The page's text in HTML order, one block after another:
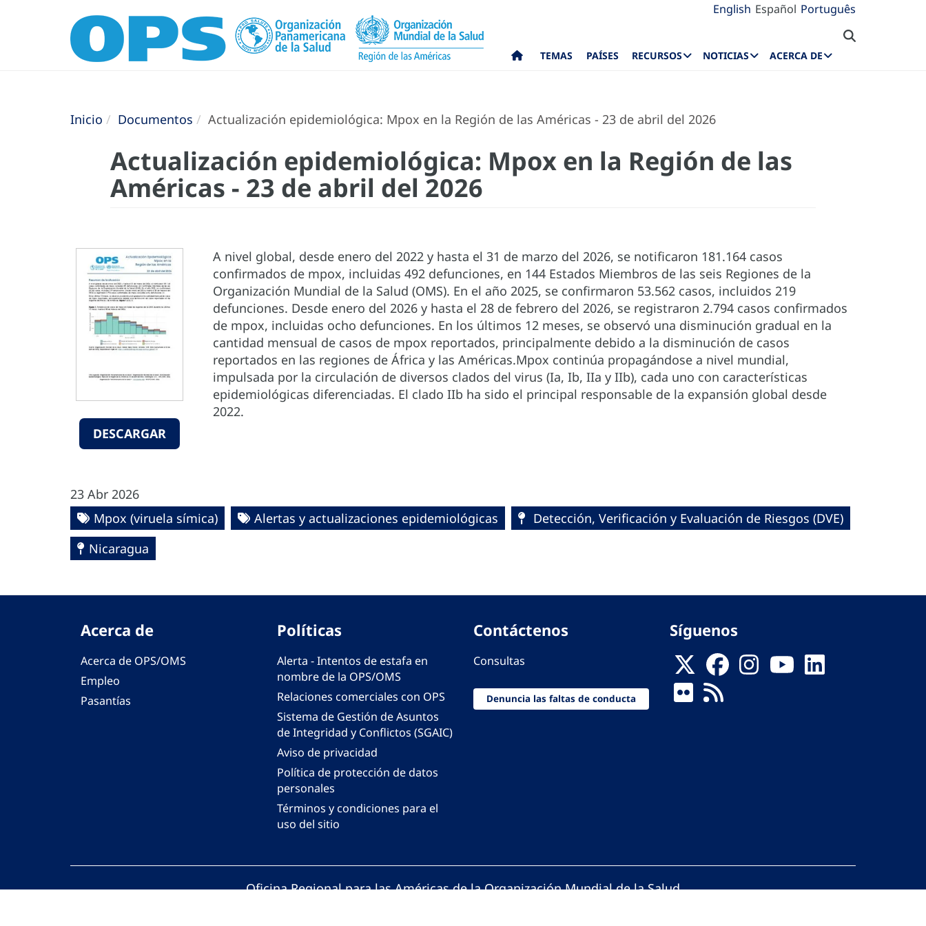
English Español Português
TEMAS PAÍSES RECURSOS NOTICIAS ACERCA DE
Inicio Documentos Actualización epidemiológica: Mpox en la Región de las Américas - 23 de abril del 2026
Actualización epidemiológica: Mpox en la Región de las
Américas - 23 de abril del 2026
DESCARGAR
A nivel global, desde enero del 2022 y hasta el 31 de marzo del 2026, se notificaron 181.164 casos
confirmados de mpox, incluidas 492 defunciones, en 144 Estados Miembros de las seis Regiones de la
Organización Mundial de la Salud (OMS). En el año 2025, se confirmaron 53.562 casos, incluidos 219
defunciones. Desde enero del 2026 y hasta el 28 de febrero del 2026, se registraron 2.794 casos confirmados
de mpox, incluidas ocho defunciones. En los últimos 12 meses, se observó una disminución gradual en la
cantidad mensual de casos de mpox reportados, principalmente debido a la disminución de casos
reportados en las regiones de África y las Américas.Mpox continúa propagándose a nivel mundial,
impulsada por la circulación de diversos clados del virus (Ia, Ib, IIa y IIb), cada uno con características
epidemiológicas diferenciadas. El clado IIb ha sido el principal responsable de la expansión global desde
2022.
23 Abr 2026
Mpox (viruela símica)
Alertas y actualizaciones epidemiológicas
Detección, Verificación y Evaluación de Riesgos (DVE)
Nicaragua
Acerca de
Acerca de OPS/OMS
Empleo
Pasantías
Políticas
Alerta - Intentos de estafa en
nombre de la OPS/OMS
Relaciones comerciales con OPS
Sistema de Gestión de Asuntos
de Integridad y Conflictos (SGAIC)
Aviso de privacidad
Política de protección de datos
personales
Términos y condiciones para el
uso del sitio
Contáctenos
Consultas
Denuncia las faltas de conducta
Síguenos
Oficina Regional para las Américas de la Organización Mundial de la Salud